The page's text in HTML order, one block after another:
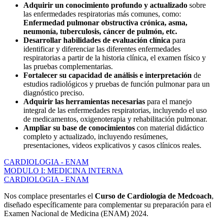
Adquirir un conocimiento profundo y actualizado sobre
las enfermedades respiratorias más comunes, como:
Enfermedad pulmonar obstructiva crónica, asma,
neumonía, tuberculosis, cáncer de pulmón, etc.
Desarrollar habilidades de evaluación clínica para
identificar y diferenciar las diferentes enfermedades
respiratorias a partir de la historia clínica, el examen físico y
las pruebas complementarias.
Fortalecer su capacidad de análisis e interpretación de
estudios radiológicos y pruebas de función pulmonar para un
diagnóstico preciso.
Adquirir las herramientas necesarias para el manejo
integral de las enfermedades respiratorias, incluyendo el uso
de medicamentos, oxigenoterapia y rehabilitación pulmonar.
Ampliar su base de conocimientos con material didáctico
completo y actualizado, incluyendo resúmenes,
presentaciones, videos explicativos y casos clínicos reales.
CARDIOLOGIA - ENAM
MODULO I: MEDICINA INTERNA
CARDIOLOGIA - ENAM
Nos complace presentarles el Curso de Cardiología de Medcoach,
diseñado específicamente para complementar su preparación para el
Examen Nacional de Medicina (ENAM) 2024.